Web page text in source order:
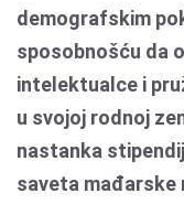
demografskim
sposobnošću da
intelektualce i
u svojoj rodnoj
nastanka
saveta mađarske